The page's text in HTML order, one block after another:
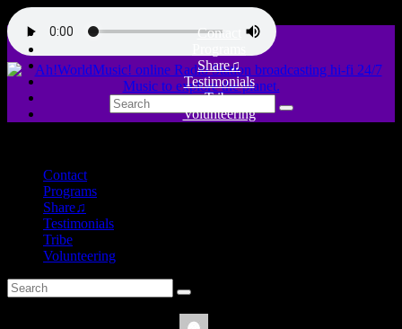
Contact
Share♫
Testimonials
Tribe
Volunteering
Contact
Programs
Share♫
Testimonials
Tribe
Volunteering